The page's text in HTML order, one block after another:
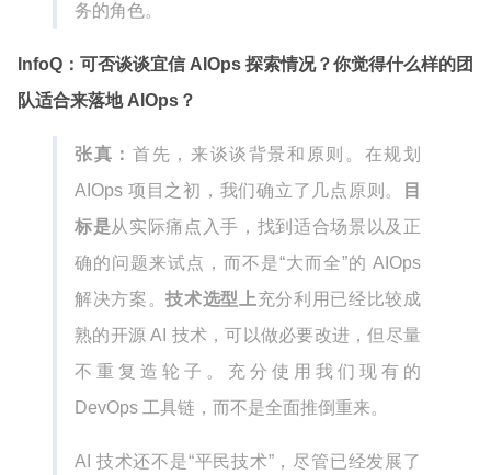
务的角色。
InfoQ：可否谈谈宜信 AIOps 探索情况？你觉得什么样的团
队适合来落地 AIOps？
张真： 首先，来谈谈背景和原则。在规划
AIOps 项目之初，我们确立了几点原则。
目
标是从实际痛点入手，找到适合场景以及正
确的问题来试点，而不是“大而全”的 AIOps
解决方案。技术选型上充分利用已经比较成
熟的开源 AI 技术，可以做必要改进，但尽量
不重复造轮子。充分使用我们现有的
DevOps 工具链，而不是全面推倒重来。
AI 技术还不是“平民技术”，尽管已经发展了